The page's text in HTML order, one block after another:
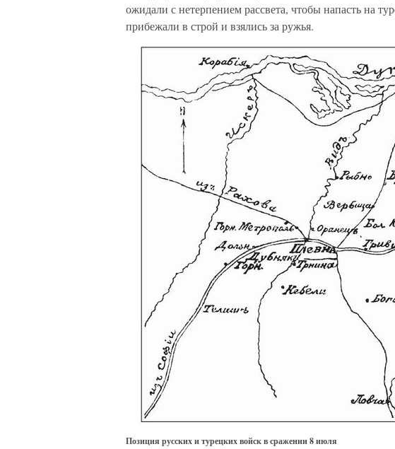
ожидали с нетерпением рассвета, чтобы напасть на
прибежали в строй и взялись за ружья.
Позиция русских и турецких войск в сражении 8 июля